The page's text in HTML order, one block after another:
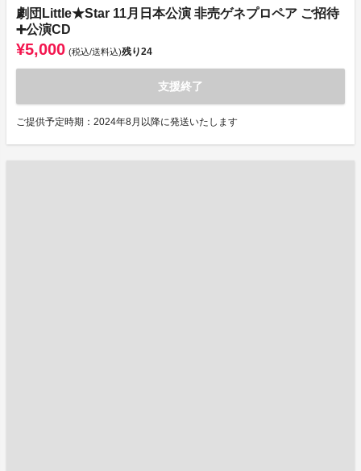
劇団Little★Star 11月日本公演 非売ゲネプロペア ご招待
➕公演CD
¥5,000 (税込/送料込)残り24
支援終了
ご提供予定時期：2024年8月以降に発送いたします